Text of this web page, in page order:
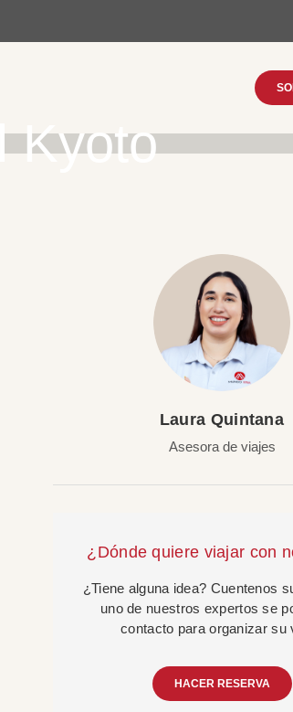
Kyoto
Laura Quintana
Asesora de viajes
¿Dónde quiere viajar con
¿Tiene alguna idea? Cuentenos
uno de nuestros expertos se
contacto para organizar su
HACER RESERVA